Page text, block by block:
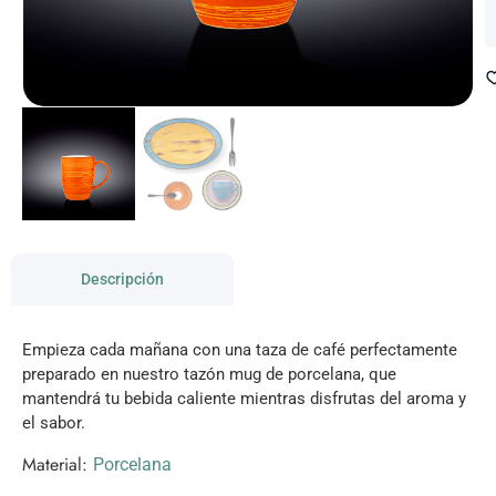
Descripción
Empieza cada mañana con una taza de café perfectamente
preparado en nuestro tazón mug de porcelana, que
mantendrá tu bebida caliente mientras disfrutas del aroma y
el sabor.
Material: Porcelana